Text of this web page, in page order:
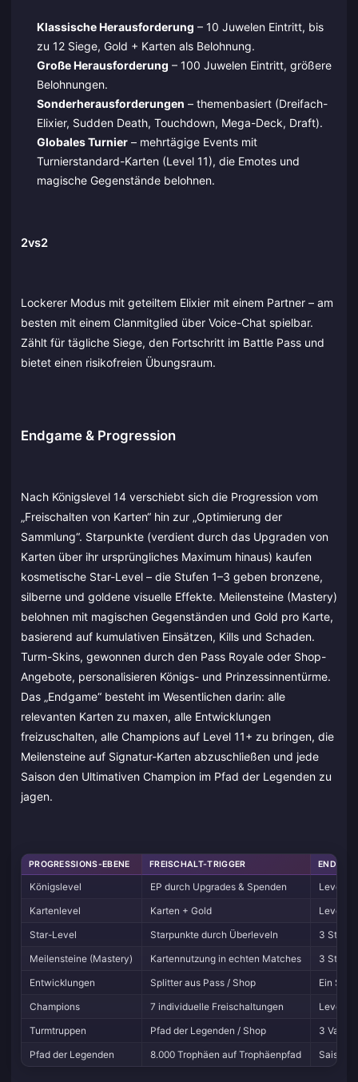
Klassische Herausforderung – 10 Juwelen Eintritt, bis
zu 12 Siege, Gold + Karten als Belohnung.
Große Herausforderung – 100 Juwelen Eintritt, größere
Belohnungen.
Sonderherausforderungen – themenbasiert (Dreifach-
Elixier, Sudden Death, Touchdown, Mega-Deck, Draft).
Globales Turnier– mehrtägige Events mit
Turnierstandard-Karten (Level 11), die Emotes und
magische Gegenstände belohnen.
2vs2
Lockerer Modus mit geteiltem Elixier mit einem Partner – am
besten mit einem Clanmitglied über Voice-Chat spielbar.
Zählt für tägliche Siege, den Fortschritt im Battle Pass und
bietet einen risikofreien Übungsraum.
Endgame & Progression
Nach Königslevel 14 verschiebt sich die Progression vom
„Freischalten von Karten“ hin zur „Optimierung der
Sammlung“. Starpunkte (verdient durch das Upgraden von
Karten über ihr ursprüngliches Maximum hinaus) kaufen
kosmetische Star-Level – die Stufen 1–3 geben bronzene,
silberne und goldene visuelle Effekte. Meilensteine (Mastery)
belohnen mit magischen Gegenständen und Gold pro Karte,
basierend auf kumulativen Einsätzen, Kills und Schaden.
Turm-Skins, gewonnen durch den Pass Royale oder Shop-
Angebote, personalisieren Königs- und Prinzessinnentürme.
Das „Endgame“ besteht im Wesentlichen darin: alle
relevanten Karten zu maxen, alle Entwicklungen
freizuschalten, alle Champions auf Level 11+ zu bringen, die
Meilensteine auf Signatur-Karten abzuschließen und jede
Saison den Ultimativen Champion im Pfad der Legenden zu
jagen.
PROGRESSIONS-EBENE FREISCHALT-TRIGGER
Königslevel EP durch Upgrades & Spenden
Level
Kartenlevel
Karten + Gold
Level
Star-Level
Starpunkte durch Überleveln
3
Meilensteine (Mastery)
Kartennutzung in echten Matches
3
Entwicklungen
Splitter aus Pass / Shop
Ein Slot
Champions
7 individuelle Freischaltungen
Level
Turmtruppen
Pfad der Legenden / Shop
3
Pfad der Legenden
8.000 Trophäen auf Trophäenpfad